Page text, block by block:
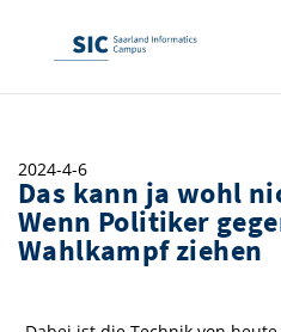
Interessierte &
Studienangebot
Studierende
Forschung
Institute & Forschungsthemen
Wirtschaft
2024-4-6
Das kann ja wohl
Wenn Politiker
Wahlkampf ziehen